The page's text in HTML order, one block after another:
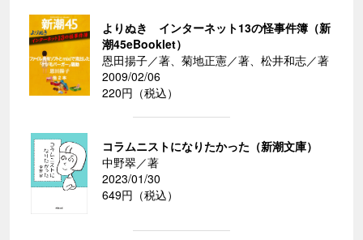
よりぬき インターネット13の怪事件簿（新
潮45eBooklet）
恩田揚子／著、菊地正憲／著、松井和志／著
2009/02/06
220円（税込）
コラムニストになりたかった（新潮文庫）
中野翠／著
2023/01/30
649円（税込）